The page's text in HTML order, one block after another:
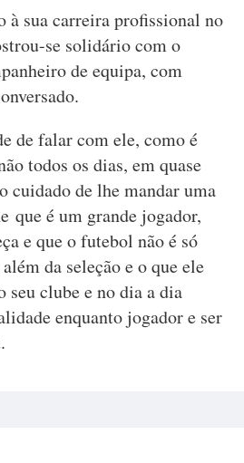
à sua carreira profissional no
se solidário com o
de equipa, com
de falar com ele, como é
todos os dias, em quase
cuidado de lhe mandar uma
que é um grande jogador,
e que o futebol não é só
da seleção e o que ele
seu clube e no dia a dia
enquanto jogador e ser